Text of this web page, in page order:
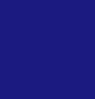
国际|NBA最新排名出炉！湖人重回第